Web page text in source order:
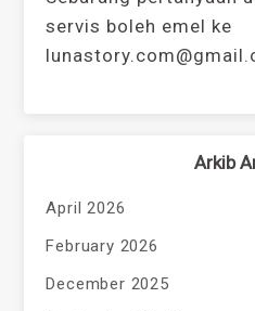
servis boleh emel ke
Arkib
April 2026
February 2026
December 2025